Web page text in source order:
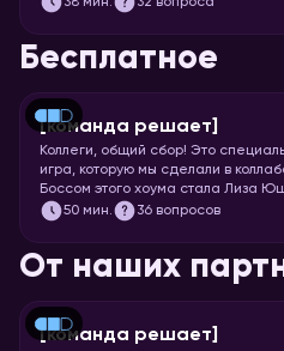
38 мин. 32 вопроса
Бесплатное
[команда решает]
Коллеги, общий сбор! Это
игра, которую мы сделали в
Боссом этого хоума стала Лиза
когда вы откладываете задачку в
тимбилдиться. Вас ждёт 5
темы, ответить на которые
Тот случай, когда команда
50 мин. 36 вопросов
От наших
[команда решает]